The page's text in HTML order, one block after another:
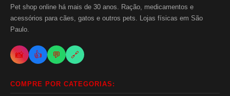
Pet shop online há mais de 30 anos. Ração, medicamentos e
acessórios para cães, gatos e outros pets. Lojas físicas em São
Paulo.
📸 👍 💬 🔗
COMPRE POR CATEGORIAS: